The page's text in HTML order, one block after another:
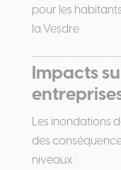
pour les
la Vesdre.
Impacts
Les inondations
des
niveaux :